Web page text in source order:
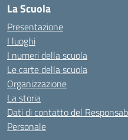
La Scuola
Presentazione
I luoghi
I numeri della scuola
Le carte della scuola
Organizzazione
La storia
Dati di contatto del
Personale